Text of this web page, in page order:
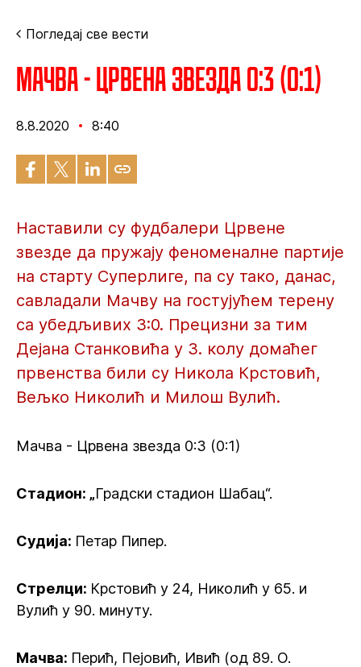
Погледај све вести
Мачва - Црвена звезда 0:3 (0:1)
8.8.2020 8:40
Наставили су фудбалери Црвене
звезде да пружају феноменалне партије
на старту Суперлиге, па су тако, данас,
савладали Мачву на гостујућем терену
са убедљивих 3:0. Прецизни за тим
Дејана Станковића у 3. колу домаћег
првенства били су Никола Крстовић,
Вељко Николић и Милош Вулић.
Мачва - Црвена звезда 0:3 (0:1)
Стадион: „Градски стадион Шабац“.
Судија: Петар Пипер.
Стрелци: Крстовић у 24, Николић у 65. и
Вулић у 90. минуту.
Мачва: Перић, Пејовић, Ивић (од 89. О.